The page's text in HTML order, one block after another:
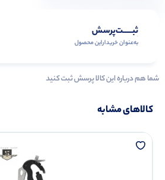
ثبـــــت‌پرسش
به‌عنوان ‌خریدار‌این‌ محصول
شما هم درباره این کالا پرسش ثبت کنید
کالاهای مشابه